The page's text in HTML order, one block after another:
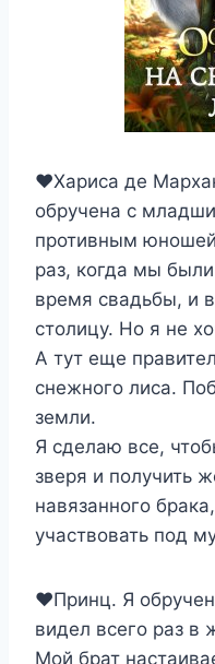
❤️Хариса де
обручена с
противным
раз, когда мы
время свадьбы, и
столицу. Но я не
А тут еще
снежного лиса.
земли.
Я сделаю все,
зверя и получить
навязанного
участвовать под
❤️Принц. Я
видел всего раз в
Мой брат